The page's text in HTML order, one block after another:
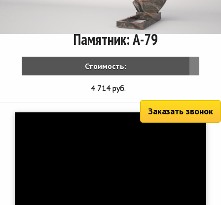
Памятник: А-79
Стоимость:
4 714 руб.
Заказать звонок